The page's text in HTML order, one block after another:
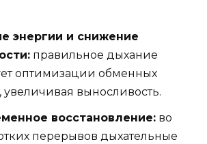
энергии и снижение
правильное дыхание
оптимизации обменных
увеличивая выносливость.
восстановление: во
перерывов дыхательные